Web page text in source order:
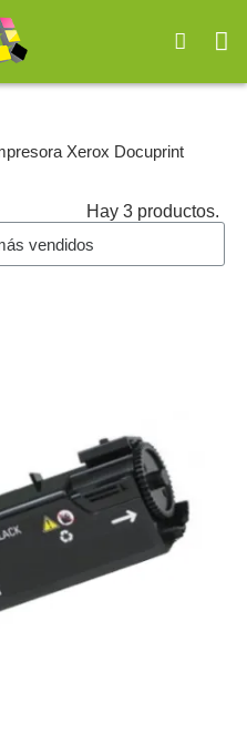
Xerox Docuprint
Hay 3 productos.